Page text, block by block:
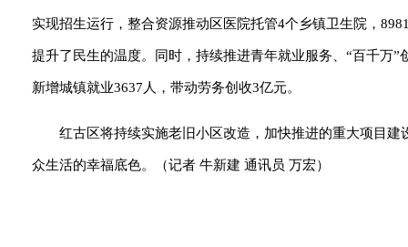
实现招生运行，整合资源推动区医院托管4个乡镇卫生院，
提升了民生的温度。同时，持续推进青年就业服务、“百千万
新增城镇就业3637人，带动劳务创收3亿元。
红古区将持续实施老旧小区改造，加快推进的重大项目
众生活的幸福底色。（记者 牛新建 通讯员 万宏）